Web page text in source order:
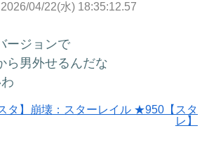
2026/04/22(水) 18:35:12.57
ージョンで
ら男外せるんだな
タ】崩壊：スターレイル ★950【スタ
レ】